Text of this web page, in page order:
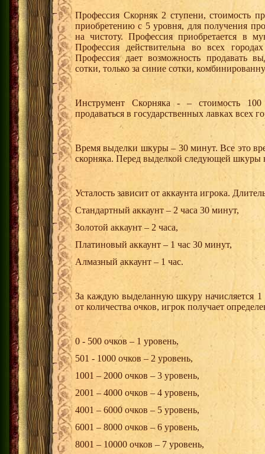
Профессия Скорняк 2 ступени, стоимость
приобретению с 5 уровня, для получения
на чистоту. Профессия приобретается в
Профессия действительна во всех
Профессия дает возможность продавать
сотки, только за синие сотки,
Инструмент Скорняка - – стоимость
продаваться в государственных лавках всех
Время выделки шкуры – 30 минут. Все это
скорняка. Перед выделкой следующей шкуры
Усталость зависит от аккаунта игрока.
Стандартный аккаунт – 2 часа 30 минут,
Золотой аккаунт – 2 часа,
Платиновый аккаунт – 1 час 30 минут,
Алмазный аккаунт – 1 час.
За каждую выделанную шкуру начисляется
от количества очков, игрок получает
0 - 500 очков – 1 уровень,
501 - 1000 очков – 2 уровень,
1001 – 2000 очков – 3 уровень,
2001 – 4000 очков – 4 уровень,
4001 – 6000 очков – 5 уровень,
6001 – 8000 очков – 6 уровень,
8001 – 10000 очков – 7 уровень,